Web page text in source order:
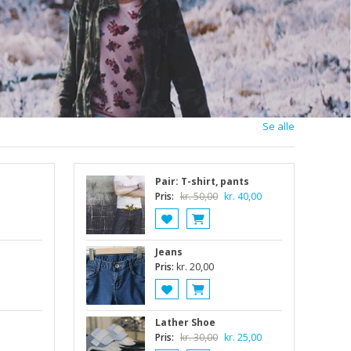
Se alle
Pair: T-shirt, pants
Pris: kr.50,00 Den
var:
kr. 40,00Den
er:
Jeans
Pris: kr. 20,00
Lather Shoe
Pris: kr.30,00 Den
kr. 25,00Den